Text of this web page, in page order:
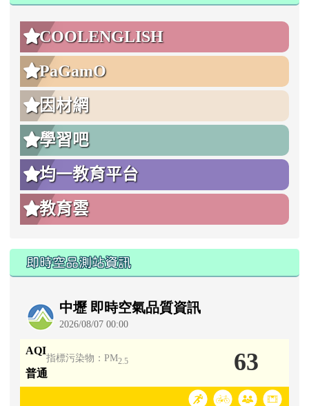
COOLENGLISH
PaGamO
因材網
學習吧
均一教育平台
教育雲
即時空品測站資訊